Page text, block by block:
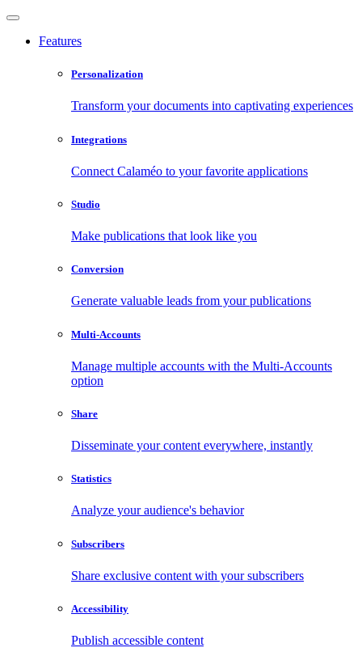
Features
Personalization
Transform your documents into captivating experiences
Integrations
Connect Calaméo to your favorite applications
Studio
Make publications that look like you
Conversion
Generate valuable leads from your publications
Multi-Accounts
Manage multiple accounts with the Multi-Accounts
option
Share
Disseminate your content everywhere, instantly
Statistics
Analyze your audience's behavior
Subscribers
Share exclusive content with your subscribers
Accessibility
Publish accessible content